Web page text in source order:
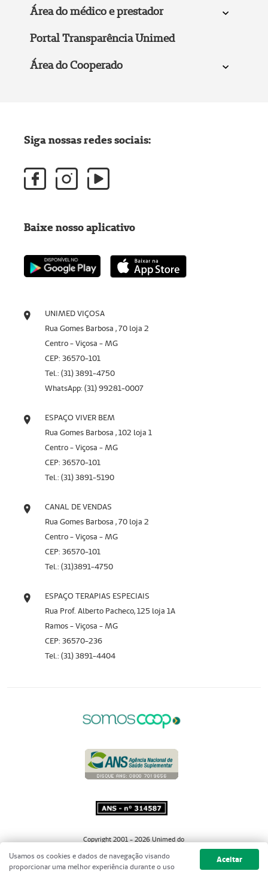
Área do médico e prestador
Portal Transparência Unimed
Área do Cooperado
UNIMED VIÇOSA
Rua Gomes Barbosa , 70 loja 2
Centro - Viçosa - MG
CEP: 36570-101
Tel.: (31) 3891-4750
WhatsApp: (31) 99281-0007
ESPAÇO VIVER BEM
Rua Gomes Barbosa , 102 loja 1
Centro - Viçosa - MG
CEP: 36570-101
Tel.: (31) 3891-5190
CANAL DE VENDAS
Rua Gomes Barbosa , 70 loja 2
Centro - Viçosa - MG
CEP: 36570-101
Tel.: (31)3891-4750
ESPAÇO TERAPIAS ESPECIAIS
Rua Prof. Alberto Pacheco, 125 loja 1A
Ramos - Viçosa - MG
CEP: 36570-236
Tel.: (31) 3891-4404
Siga nossas redes sociais:
Baixe nosso aplicativo
Copyright 2001 - 2026 Unimed do
Usamos os cookies e dados de navegação visando
proporcionar uma melhor experiência durante o uso
Aceitar